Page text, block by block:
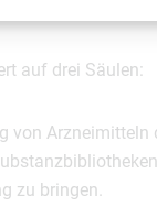
auf drei Säulen:
von Arzneimitteln
zu bringen.